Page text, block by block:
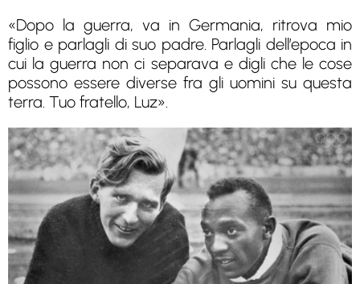
«Dopo la guerra, va in Germania, ritrova mio
figlio e parlagli di suo padre. Parlagli dell’epoca in
cui la guerra non ci separava e digli che le cose
possono essere diverse fra gli uomini su questa
terra. Tuo fratello, Luz».